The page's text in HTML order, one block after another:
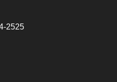
2525